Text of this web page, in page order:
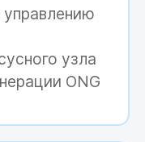
управлению
узла
ONG